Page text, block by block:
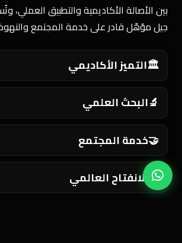
بين الأصالة الأكاديمية والتطبيق العملي،
جيل مؤهّل قادر على خدمة المجتمع
🏛️التميز الأكاديمي
🔬 البحث العلمي
🤝خدمة المجتمع
🌍 الانفتاح العالمي